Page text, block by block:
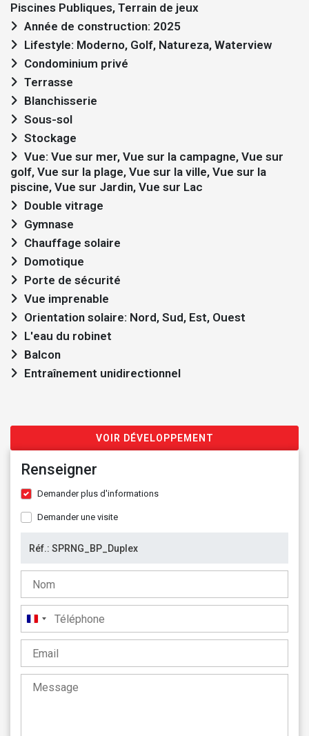
Piscines Publiques, Terrain de jeux
Année de construction: 2025
Lifestyle: Moderno, Golf, Natureza, Waterview
Condominium privé
Terrasse
Blanchisserie
Sous-sol
Stockage
golf, Vue sur la plage, Vue sur la ville, Vue sur la
piscine, Vue sur Jardin, Vue sur Lac
Double vitrage
Gymnase
Chauffage solaire
Domotique
Porte de sécurité
Vue imprenable
Orientation solaire: Nord, Sud, Est, Ouest
L'eau du robinet
Balcon
Entraînement unidirectionnel
VOIR DÉVELOPPEMENT
Renseigner
Demander plus d'informations
Demander une visite
France
+33